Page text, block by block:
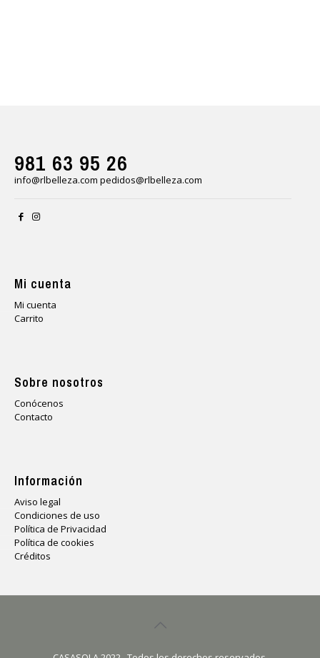
981 63 95 26
info@rlbelleza.com pedidos@rlbelleza.com
Mi cuenta
Mi cuenta
Carrito
Sobre nosotros
Conócenos
Contacto
Información
Aviso legal
Condiciones de uso
Política de Privacidad
Política de cookies
Créditos